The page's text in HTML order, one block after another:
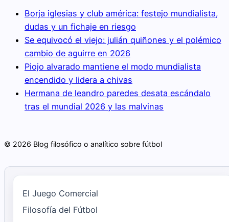
Borja iglesias y club américa: festejo mundialista,
dudas y un fichaje en riesgo
Se equivocó el viejo: julián quiñones y el polémico
cambio de aguirre en 2026
Piojo alvarado mantiene el modo mundialista
encendido y lidera a chivas
Hermana de leandro paredes desata escándalo
tras el mundial 2026 y las malvinas
© 2026 Blog filosófico o analítico sobre fútbol
El Juego Comercial
Filosofía del Fútbol